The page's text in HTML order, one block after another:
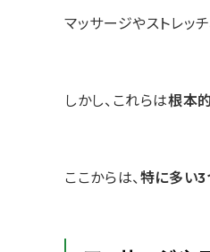
マッサージやストレッ
しかし、これらは根本
ここからは、 特に多い3